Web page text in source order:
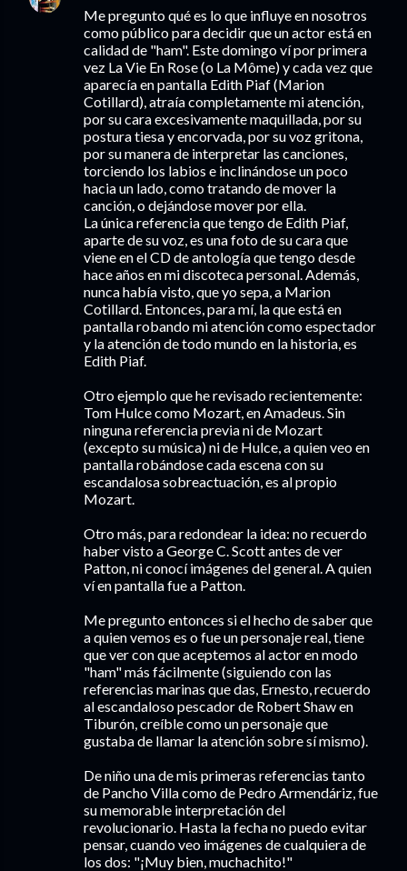
Me pregunto qué es lo que influye en nosotros
como público para decidir que un actor está en
calidad de "ham". Este domingo ví por primera
vez La Vie En Rose (o La Môme) y cada vez que
aparecía en pantalla Edith Piaf (Marion
Cotillard), atraía completamente mi atención,
por su cara excesivamente maquillada, por su
postura tiesa y encorvada, por su voz gritona,
por su manera de interpretar las canciones,
torciendo los labios e inclinándose un poco
hacia un lado, como tratando de mover la
canción, o dejándose mover por ella.
La única referencia que tengo de Edith Piaf,
aparte de su voz, es una foto de su cara que
viene en el CD de antología que tengo desde
hace años en mi discoteca personal. Además,
nunca había visto, que yo sepa, a Marion
Cotillard. Entonces, para mí, la que está en
pantalla robando mi atención como espectador
y la atención de todo mundo en la historia, es
Edith Piaf.
Otro ejemplo que he revisado recientemente:
Tom Hulce como Mozart, en Amadeus. Sin
ninguna referencia previa ni de Mozart
(excepto su música) ni de Hulce, a quien veo en
pantalla robándose cada escena con su
escandalosa sobreactuación, es al propio
Mozart.
Otro más, para redondear la idea: no recuerdo
haber visto a George C. Scott antes de ver
Patton, ni conocí imágenes del general. A quien
ví en pantalla fue a Patton.
Me pregunto entonces si el hecho de saber que
a quien vemos es o fue un personaje real, tiene
que ver con que aceptemos al actor en modo
"ham" más fácilmente (siguiendo con las
referencias marinas que das, Ernesto, recuerdo
al escandaloso pescador de Robert Shaw en
Tiburón, creíble como un personaje que
gustaba de llamar la atención sobre sí mismo).
De niño una de mis primeras referencias tanto
de Pancho Villa como de Pedro Armendáriz, fue
su memorable interpretación del
revolucionario. Hasta la fecha no puedo evitar
pensar, cuando veo imágenes de cualquiera de
los dos: "¡Muy bien, muchachito!"